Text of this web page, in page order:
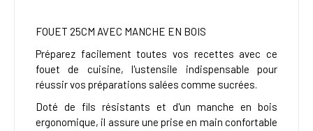
FOUET 25CM AVEC MANCHE EN BOIS
Préparez facilement toutes vos recettes avec ce
fouet de cuisine, l'ustensile indispensable pour
réussir vos préparations salées comme sucrées.
Doté de fils résistants et d'un manche en bois
ergonomique, il assure une prise en main confortable